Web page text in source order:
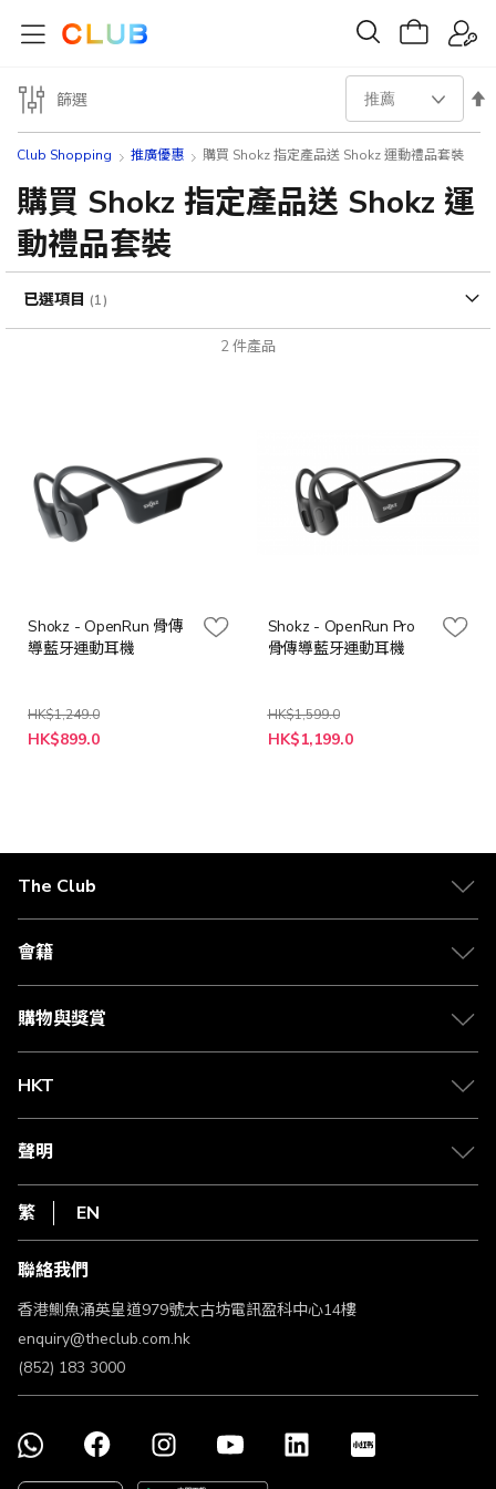
Club Shopping 推廣優惠 購買 Shokz 指定產品送 Shokz 運動禮品套裝
購買 Shokz 指定產品送 Shokz 運
動禮品套裝
2件產品
設
降
向
Shokz - OpenRun 骨傳
導藍牙運動耳機
HK$1,249.0
HK$899.0
Shokz - OpenRun Pro
骨傳導藍牙運動耳機
HK$1,599.0
HK$1,199.0
篩選
已選項目
The Club
關於 The Club
合作夥伴
媒體中心
會籍
會籍及專屬禮遇
賺取積分
購物與獎賞
物流與配送
Club Shopping 商品領取站
常見問題
HKT
csl.
1010
HKT
聲明
私隱聲明
使用條款
條款及細則
不歧視及不騷擾聲明
認可牌照及通告
繁 EN
聯絡我們
香港鰂魚涌英皇道979號太古坊電訊盈科中心14樓
enquiry@theclub.com.hk
(852) 183 3000